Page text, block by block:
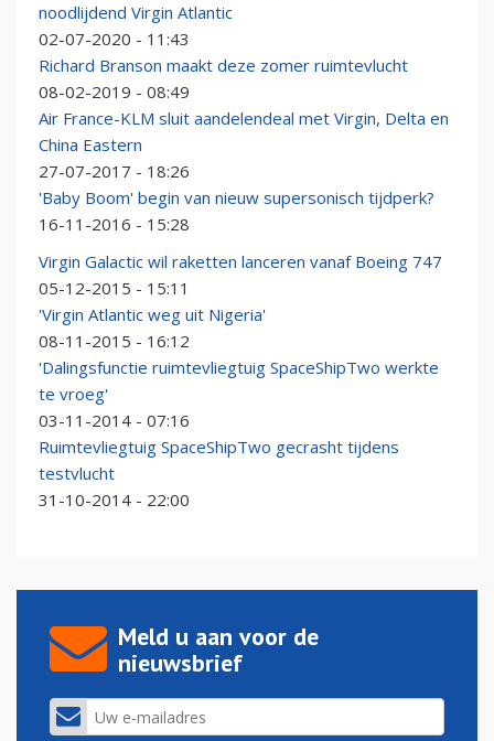
noodlijdend Virgin Atlantic
02-07-2020 - 11:43
Richard Branson maakt deze zomer ruimtevlucht
08-02-2019 - 08:49
Air France-KLM sluit aandelendeal met Virgin, Delta en
China Eastern
27-07-2017 - 18:26
'Baby Boom' begin van nieuw supersonisch tijdperk?
16-11-2016 - 15:28
Virgin Galactic wil raketten lanceren vanaf Boeing 747
05-12-2015 - 15:11
'Virgin Atlantic weg uit Nigeria'
08-11-2015 - 16:12
'Dalingsfunctie ruimtevliegtuig SpaceShipTwo werkte
te vroeg'
03-11-2014 - 07:16
Ruimtevliegtuig SpaceShipTwo gecrasht tijdens
testvlucht
31-10-2014 - 22:00
Meld u aan voor de
nieuwsbrief